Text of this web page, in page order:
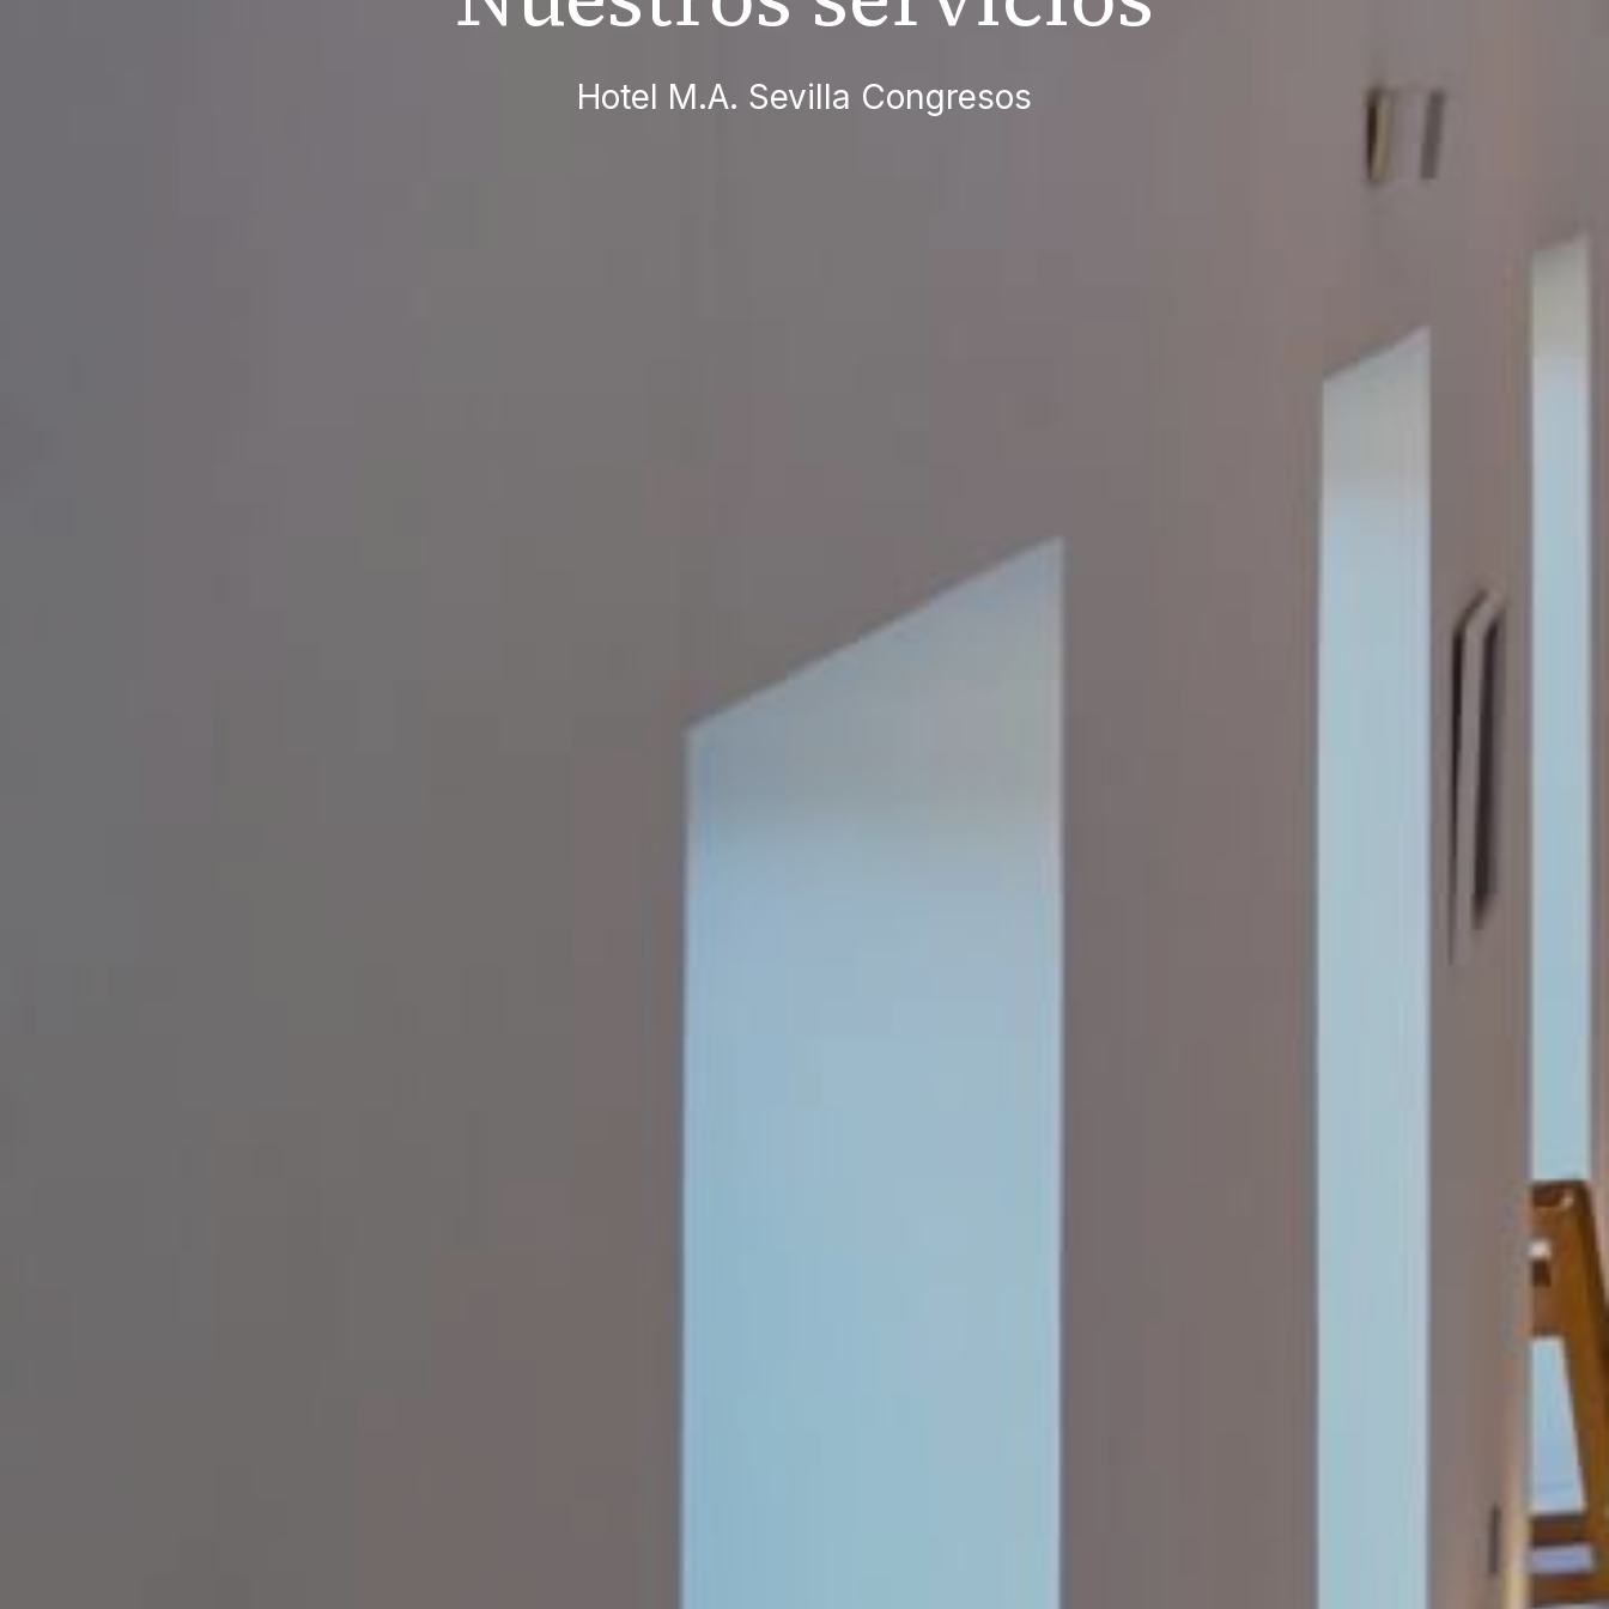
Hotel M.A. Sevilla Congresos